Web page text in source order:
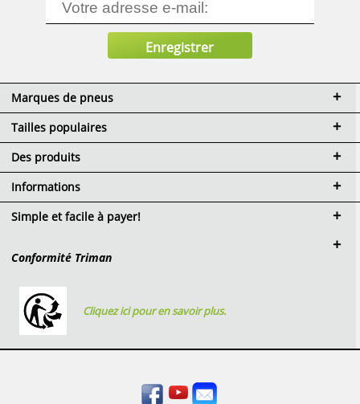
Marques de pneus
Tailles populaires
Des produits
Informations
Inscription partenaire de
Simple et facile à payer!
Conformité Triman
Cliquez ici pour en savoir plus.